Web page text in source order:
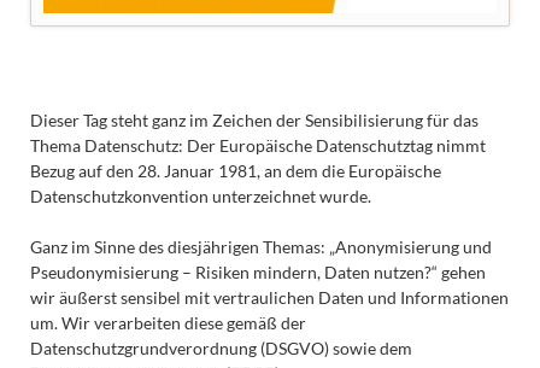
Dieser Tag steht ganz im Zeichen der Sensibilisierung für das
Thema Datenschutz: Der Europäische Datenschutztag nimmt
Bezug auf den 28. Januar 1981, an dem die Europäische
Datenschutzkonvention unterzeichnet wurde.
Ganz im Sinne des diesjährigen Themas: „Anonymisierung und
Pseudonymisierung – Risiken mindern, Daten nutzen?“ gehen
wir äußerst sensibel mit vertraulichen Daten und Informationen
um. Wir verarbeiten diese gemäß der
Datenschutzgrundverordnung (DSGVO) sowie dem